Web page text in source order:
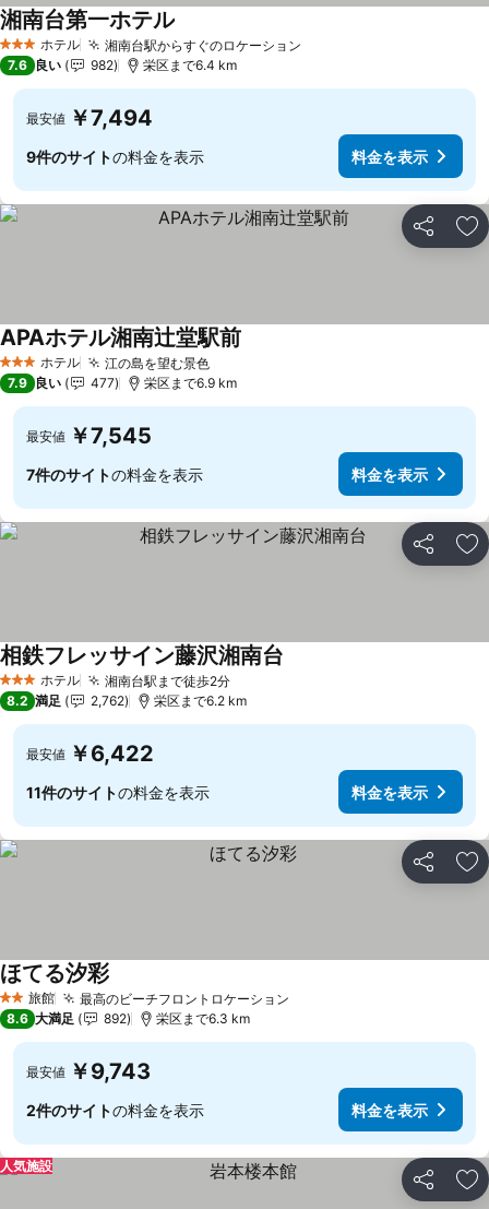
3 ホテルのランク
ホテル 湘南台駅からすぐのロケーション
湘南台第一ホテル
7.6 良い 982 栄区まで6.4 km
最安値 ￥7,494
9件のサイトの料金を表示 料金を表示
シェア お
3 ホテルのランク
ホテル 江の島を望む景色
APAホテル湘南辻堂駅前
7.9 良い 477 栄区まで6.9 km
最安値 ￥7,545
7件のサイトの料金を表示 料金を表示
シェア お
3 ホテルのランク
ホテル 湘南台駅まで徒歩2分
相鉄フレッサイン藤沢湘南台
8.2 満足 2,762 栄区まで6.2 km
最安値 ￥6,422
11件のサイトの料金を表示 料金を表示
シェア お
2 ホテルのランク
旅館 最高のビーチフロントロケーション
ほてる汐彩
8.6 大満足 892 栄区まで6.3 km
最安値 ￥9,743
2件のサイトの料金を表示 料金を表示
シェア お
人気施設